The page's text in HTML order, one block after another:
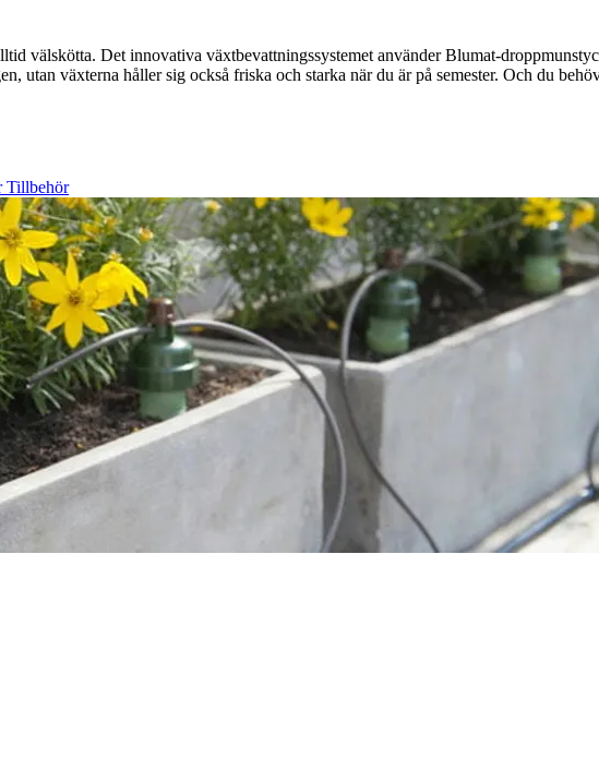
välskötta. Det innovativa växtbevattningssystemet använder Blumat-
utan växterna håller sig också friska och starka när du är på semester. Och du
Tillbehör